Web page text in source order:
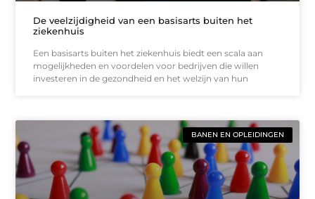
De veelzijdigheid van een basisarts buiten het
ziekenhuis
Een basisarts buiten het ziekenhuis biedt een scala aan
mogelijkheden en voordelen voor bedrijven die willen
investeren in de gezondheid en het welzijn van hun
BANEN EN OPLEIDINGEN